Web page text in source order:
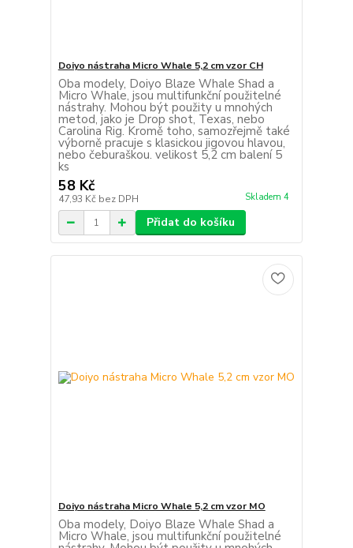
Doiyo nástraha Micro Whale 5,2 cm vzor CH
Oba modely, Doiyo Blaze Whale Shad a
Micro Whale, jsou multifunkční použitelné
nástrahy. Mohou být použity u mnohých
metod, jako je Drop shot, Texas, nebo
Carolina Rig. Kromě toho, samozřejmě také
výborně pracuje s klasickou jigovou hlavou,
nebo čeburaškou. velikost 5,2 cm balení 5
ks
58 Kč
47,93 Kč bez DPH Skladem 4
Přidat do košíku
Doiyo nástraha Micro Whale 5,2 cm vzor MO
Oba modely, Doiyo Blaze Whale Shad a
Micro Whale, jsou multifunkční použitelné